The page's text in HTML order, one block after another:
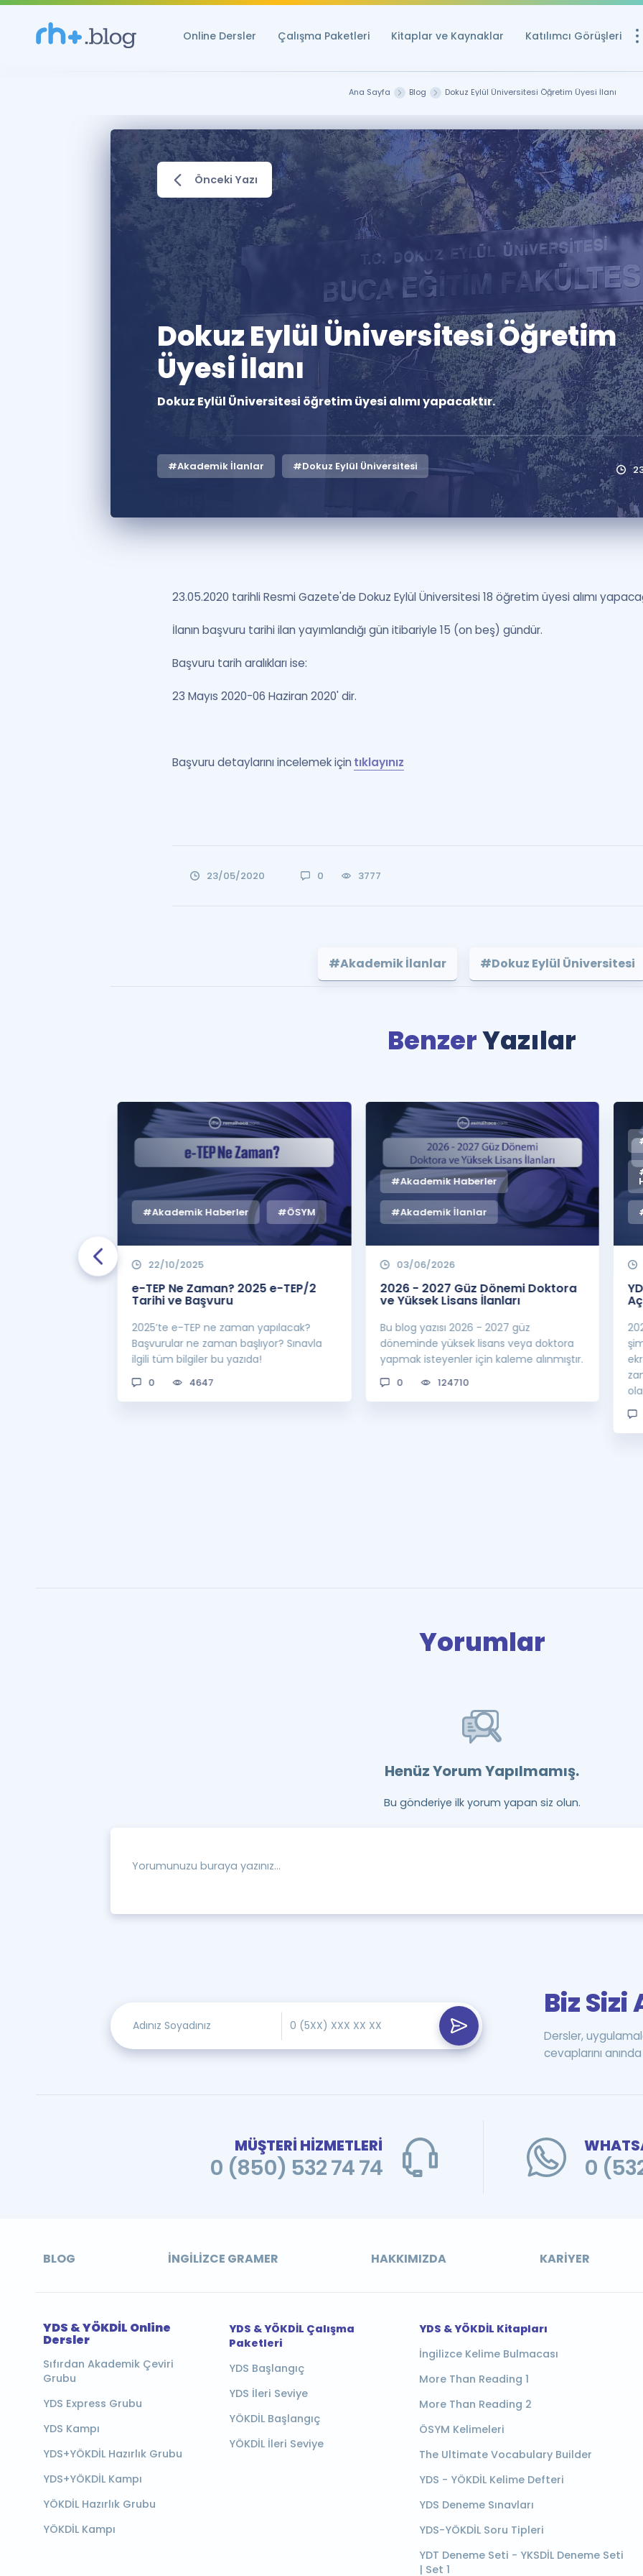
Online Dersler Çalışma Paketleri Kitaplar ve Kaynaklar Katılımcı Görüşleri
Ücretsiz
Sözlük
İngilizce
Puan
YDS ve YÖKDİL
Rehberlik Aracı
YDS ve YÖKDİL'e
ÖSYM Sınav
Tüm ÖSYM
Kampanyalar
Eğitim ve
Blog
YDS - YÖKDİL
İngilizce
İngilizce Gramer
Ana Sayfa Blog Dokuz Eylül Üniversitesi Öğretim Üyesi İlanı
Önceki Yazı
Dokuz Eylül Üniversitesi Öğretim
Üyesi İlanı
Dokuz Eylül Üniversitesi öğretim üyesi alımı yapacaktır.
#Akademik İlanlar #Dokuz Eylül Üniversitesi
23.05.2020 tarihli Resmi Gazete'de Dokuz Eylül Üniversitesi 18 öğretim üyesi alımı
İlanın başvuru tarihi ilan yayımlandığı gün itibariyle 15 (on beş) gündür.
Başvuru tarih aralıkları ise:
23 Mayıs 2020-06 Haziran 2020' dir.
Başvuru detaylarını incelemek için tıklayınız
23/05/2020 0 3777
#Akademik İlanlar #Dokuz Eylül Üniversitesi
BenzerYazılar
#Akademik Haberler #ÖSYM
22/10/2025
e-TEP Ne Zaman? 2025 e-TEP/2
Tarihi ve Başvuru
2025’te e-TEP ne zaman yapılacak?
Başvurular ne zaman başlıyor? Sınavla
ilgili tüm bilgiler bu yazıda!
0 4647
#Akademik Haberler
#Akademik İlanlar
03/06/2026
2026 - 2027 Güz Dönemi Doktora
ve Yüksek Lisans İlanları
Bu blog yazısı 2026 - 2027 güz
döneminde yüksek lisans veya doktora
yapmak isteyenler için kaleme alınmıştır.
0 124710
Yorumlar
Henüz Yorum Yapılmamış.
Bu gönderiye ilk yorum yapan siz olun.
Biz Sizi
Dersler,
cevaplarını anında
MÜŞTERİ HİZMETLERİ
0 (850) 532 74 74 0
BLOG İNGILIZCE GRAMER HAKKIMIZDA KARIYER
YDS & YÖKDİL Online
Dersler
Sıfırdan Akademik Çeviri
Grubu
YDS Express Grubu
YDS Kampı
YDS+YÖKDİL Hazırlık Grubu
YDS+YÖKDİL Kampı
YÖKDİL Hazırlık Grubu
YÖKDİL Kampı
YDS & YÖKDİL Çalışma
Paketleri
YDS Başlangıç
YDS İleri Seviye
YÖKDİL Başlangıç
YÖKDİL İleri Seviye
YDS & YÖKDİL Kitapları
İngilizce Kelime Bulmacası
More Than Reading 1
More Than Reading 2
ÖSYM Kelimeleri
The Ultimate Vocabulary Builder
YDS - YÖKDİL Kelime Defteri
YDS Deneme Sınavları
YDS-YÖKDİL Soru Tipleri
YDT Deneme Seti - YKSDİL Deneme Seti
| Set 1